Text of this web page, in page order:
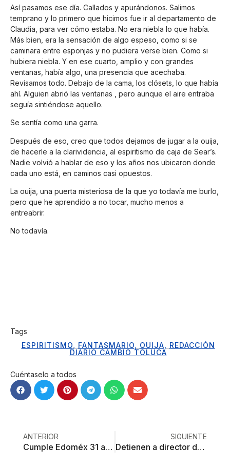
Así pasamos ese día. Callados y apurándonos. Salimos
temprano y lo primero que hicimos fue ir al departamento de
Claudia, para ver cómo estaba. No era niebla lo que había.
Más bien, era la sensación de algo espeso, como si se
caminara entre esponjas y no pudiera verse bien. Como si
hubiera niebla. Y en ese cuarto, amplio y con grandes
ventanas, había algo, una presencia que acechaba.
Revisamos todo. Debajo de la cama, los clósets, lo que había
ahí. Alguien abrió las ventanas , pero aunque el aire entraba
seguía sintiéndose aquello.
Se sentía como una garra.
Después de eso, creo que todos dejamos de jugar a la ouija,
de hacerle a la clarividencia, al espiritismo de caja de Sear’s.
Nadie volvió a hablar de eso y los años nos ubicaron donde
cada uno está, en caminos casi opuestos.
La ouija, una puerta misteriosa de la que yo todavía me burlo,
pero que he aprendido a no tocar, mucho menos a
entreabrir.
No todavía.
Tags
ESPIRITISMO
FANTASMARIO OUIJA
REDACCIÓN
DIARIO CAMBIO TOLUCA
Cuéntaselo a todos
ANTERIOR
Cumple Edoméx 31 años sin casos de poliomielitis
SIGUIENTE
Detienen a director de kínder por intento de violación; hay cinco casos relacionados en Zinacantepec